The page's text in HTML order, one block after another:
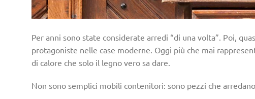
Per anni sono state considerate arredi “di una volta”. Poi,
protagoniste nelle case moderne. Oggi più che mai
di calore che solo il legno vero sa dare.
Non sono semplici mobili contenitori: sono pezzi che